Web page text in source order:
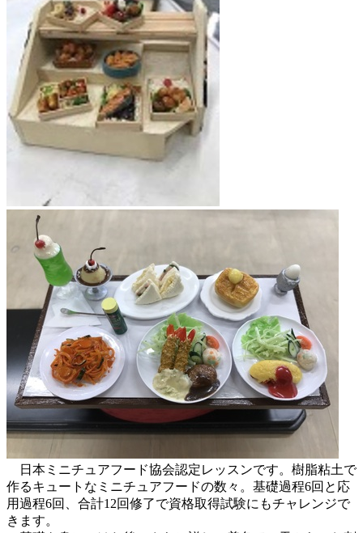
日本ミニチュアフード協会認定レッスンです。樹脂粘土で
作るキュートなミニチュアフードの数々。基礎過程6回と応
用過程6回、合計12回修了で資格取得試験にもチャレンジで
きます。